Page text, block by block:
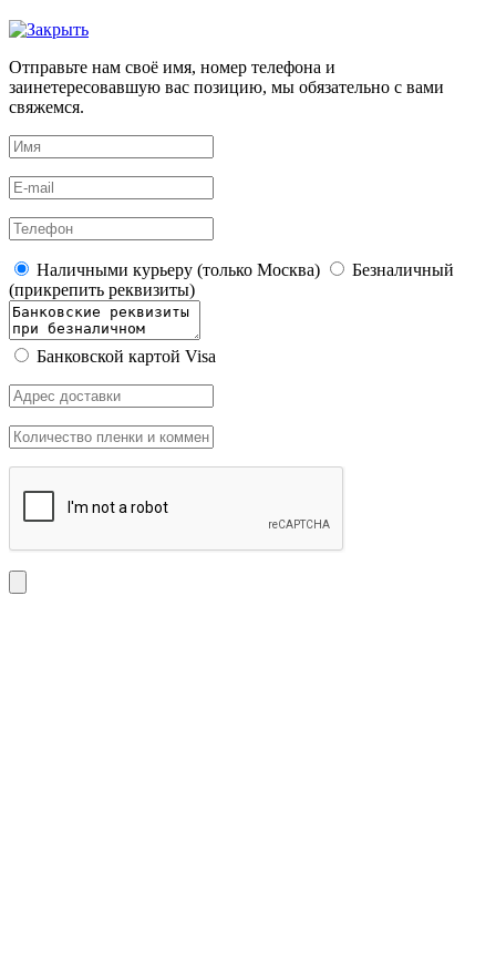
Отправьте нам своё имя, номер телефона и
заинетересовавшую вас позицию, мы обязательно с вами
свяжемся.
Наличными курьеру (только Москва)
Безналичный
(прикрепить реквизиты)
Банковской картой Visa